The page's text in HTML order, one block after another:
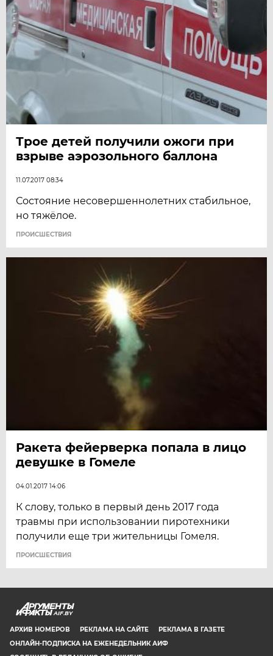
Трое детей получили ожоги при
взрыве аэрозольного баллона
11.07.2017 08:34
Состояние несовершеннолетних стабильное,
но тяжёлое.
ПРОИСШЕСТВИЯ
Ракета фейерверка попала в лицо
девушке в Гомеле
04.01.2017 14:06
К слову, только в первый день 2017 года
травмы при использовании пиротехники
получили еще три жительницы Гомеля.
ПРОИСШЕСТВИЯ
AIF.BY
АРХИВ НОМЕРОВ РЕКЛАМА НА САЙТЕ
РЕКЛАМА В ГАЗЕТЕ
ОНЛАЙН-ПОДПИСКА НА ЕЖЕНЕДЕЛЬНИК АИФ